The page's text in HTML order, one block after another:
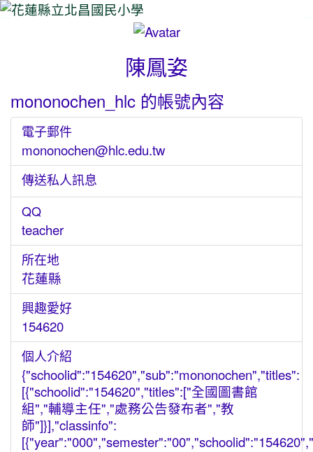
陳鳳姿
mononochen_hlc 的帳號內容
電子郵件
mononochen@hlc.edu.tw
傳送私人訊息
QQ
teacher
所在地
花蓮縣
興趣愛好
154620
個人介紹
{"schoolid":"154620","sub":"mononochen","titles":
[{"schoolid":"154620","titles":["全國圖書館
組","輔導主任","處務公告發布者","教
師"]}],"classinfo":